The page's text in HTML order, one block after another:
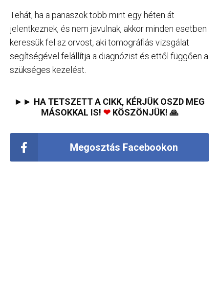
Tehát, ha a panaszok több mint egy héten át
jelentkeznek, és nem javulnak, akkor minden esetben
keressük fel az orvost, aki tomográfiás vizsgálat
segítségével felállítja a diagnózist és ettől függően a
szükséges kezelést.
►► HA TETSZETT A CIKK, KÉRJÜK OSZD MEG
MÁSOKKAL IS! ❤KÖSZÖNJÜK! 🙏
Megosztás Facebookon